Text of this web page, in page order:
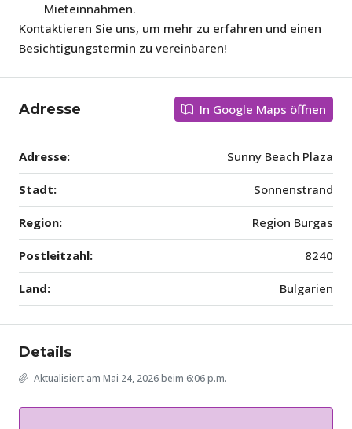
Mieteinnahmen.
Kontaktieren Sie uns, um mehr zu erfahren und einen
Besichtigungstermin zu vereinbaren!
Adresse In Google Maps öffnen
Adresse: Sunny Beach Plaza
Stadt: Sonnenstrand
Region: Region Burgas
Postleitzahl: 8240
Land: Bulgarien
Details
Aktualisiert am Mai 24, 2026 beim 6:06 p.m.